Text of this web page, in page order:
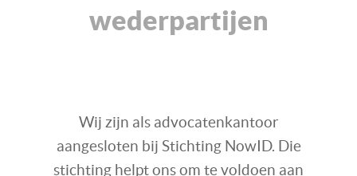
wederpartijen
Wij zijn als advocatenkantoor
aangesloten bij Stichting NowID. Die
stichting helpt ons om te voldoen aan